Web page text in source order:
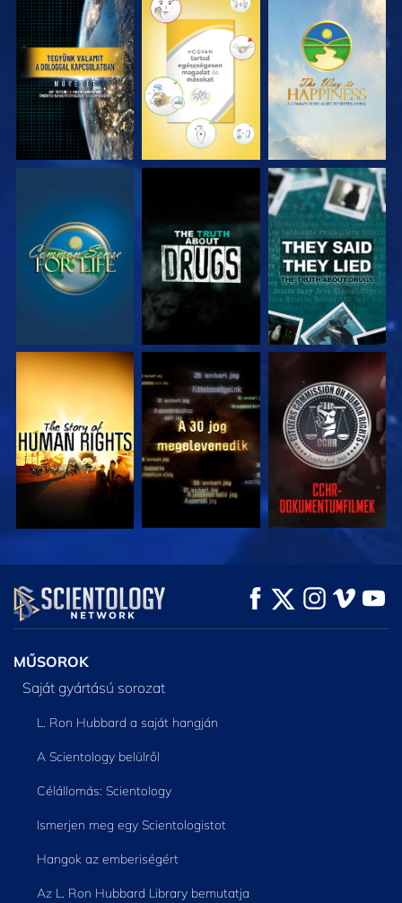
MŰSORNÉZÉS MŰSORNÉZÉS MŰSORNÉZÉS
MŰSORNÉZÉS MŰSORNÉZÉS MŰSORNÉZÉS
MŰSORNÉZÉS MŰSORNÉZÉS MŰSORNÉZÉS
MŰSORNÉZÉS MŰSORNÉZÉS
A SOROZAT
RÉSZEI
MŰSOROK
Saját gyártású sorozat
L. Ron Hubbard a saját hangján
A Scientology belülről
Célállomás: Scientology
Ismerjen meg egy Scientologistot
Hangok az emberiségért
Az L. Ron Hubbard Library bemutatja